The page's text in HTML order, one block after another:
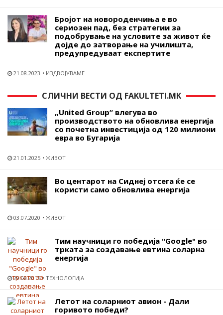
Бројот на новороденчиња е во
сериозен пад, без стратегии за
подобрување на условите за живот ќе
дојде до затворање на училишта,
предупредуваат експертите
21.08.2023 ИЗДВОЈУВАМЕ
СЛИЧНИ ВЕСТИ ОД FAKULTETI.MK
„United Group“ влегува во
производството на обновлива енергија
со почетна инвестиција од 120 милиони
евра во Бугарија
21.01.2025 ЖИВОТ
Во центарот на Сиднеј отсега ќе се
користи само обновлива енергија
03.07.2020 ЖИВОТ
Тим научници го победија "Google" во
трката за создавање евтина соларна
енергија
29.08.2015 ТЕХНОЛОГИЈА
Летот на соларниот авион - Дали
горивото победи?